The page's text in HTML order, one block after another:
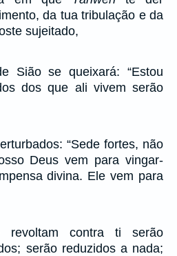
da tua tribulação e da
sujeitado,
Sião se queixará: “Estou
dos que ali vivem serão
“Sede fortes, não
Deus vem para vingar-
divina. Ele vem para
revoltam contra ti serão
serão reduzidos a nada;